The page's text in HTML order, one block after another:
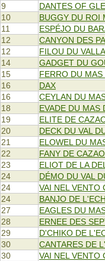
9
DANTES OF
10
BUGGY DU ROI
11
ESPÉJO DU
12
CANYON DES
12
FILOU DU
14
GADGET DU
15
FERRO DU
16
DAX
16
CEYLAN DU
18
EVADE DU MAS
19
ELITE DE
20
DECK DU VAL
21
ELOWEL DU
22
FANY DE
23
ELIOT DE LA
24
DÉMO DU VAL
24
VAI NEL VENTO
24
BANJO DE
27
EAGLES DU
28
ERNEE DES
29
D'CHIKO DE
30
CANTARES DE
30
VAI NEL VENTO